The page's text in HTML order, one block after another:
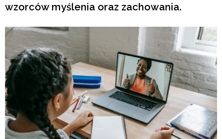
wzorców myślenia oraz zachowania.